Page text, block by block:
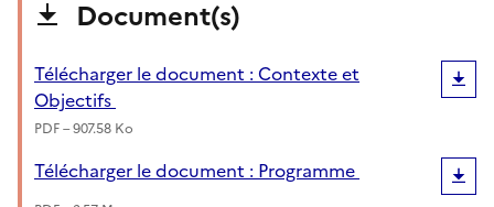
Document(s)
Télécharger le document : Contexte et
Objectifs
PDF – 907.58 Ko
Télécharger le document : Programme